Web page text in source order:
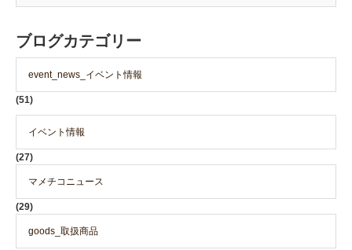
ブログカテゴリー
event_news_イベント情報
(51)
イベント情報
(27)
マメチコニュース
(29)
goods_取扱商品